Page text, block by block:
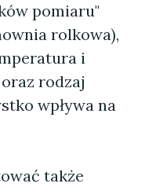
pomiaru"
rolkowa),
i
rodzaj
wpływa na
także